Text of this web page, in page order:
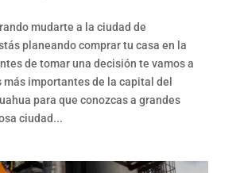
mudarte a la ciudad de
planeando comprar tu casa en la
de tomar una decisión te vamos a
importantes de la capital del
para que conozcas a grandes
ciudad...